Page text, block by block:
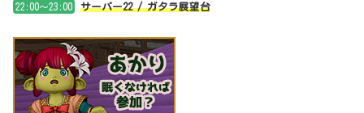
22:00～23:00 サーバー22 / ガタラ展望台